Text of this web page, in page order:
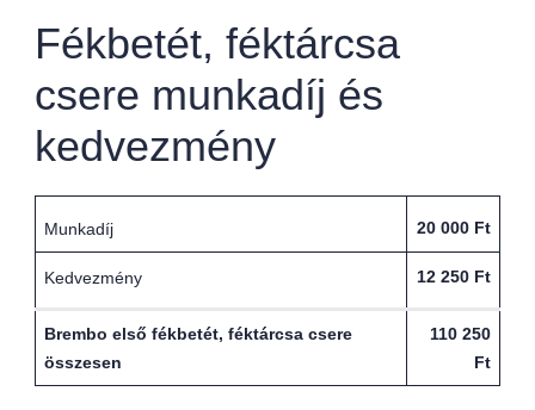
Fékbetét, féktárcsa
csere munkadíj és
kedvezmény
Munkadíj 20 000 Ft
Kedvezmény 12 250 Ft
Brembo első fékbetét, féktárcsa csere
összesen
110 250
Ft